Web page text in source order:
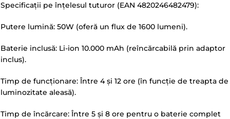
Specificații pe înțelesul tuturor (EAN 4820246482479):
Putere lumină: 50W (oferă un flux de 1600 lumeni).
Baterie inclusă: Li-ion 10.000 mAh (reîncărcabilă prin adaptor
inclus).
Timp de funcționare: Între 4 și 12 ore (în funcție de treapta de
luminozitate aleasă).
Timp de încărcare: Între 5 și 8 ore pentru o baterie complet